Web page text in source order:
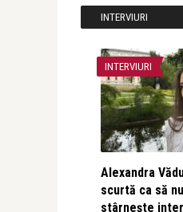
INTERVIURI
INTERVIURI
Alexandra
scurtă ca să
stârnește